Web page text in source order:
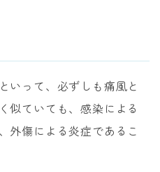
いって、必ずしも痛風と
似ていても、感染による
外傷による炎症であるこ